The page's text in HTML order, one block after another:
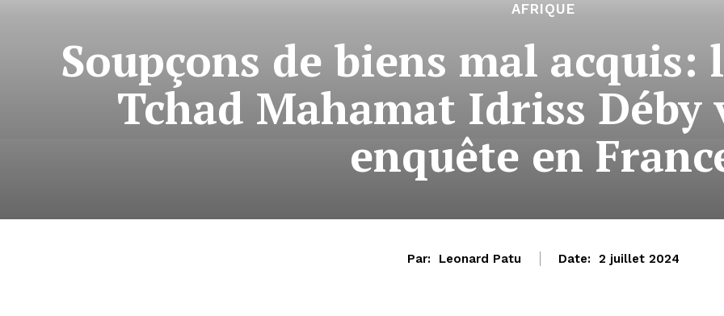
AFRIQUE
Soupçons de biens mal
Tchad Mahamat Idriss Déby
enquête en
Par: Leonard Patu Date: 2 juillet 2024